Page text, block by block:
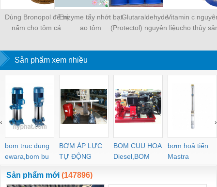
Dùng Bronopol để trị
nấm cho tôm cá
Enzyme tẩy nhớt bạt
ao tôm
Glutaraldehyde
(Protectol) nguyên liệu
thủy sản
Vitamin c
cho thủy
Sản phẩm xem nhiều
bom truc dung
ewara,bom bu
ewara
BƠM ÁP LỰC
TỰ ĐỘNG
BOM CUU HOA
Diesel,BOM
CHUA CHAY
bơm hoả tiển
Mastra
‹ ›
Sản phẩm mới (147896)